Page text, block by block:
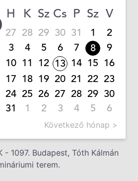
H K Sz Cs P Sz V
27 28 29 30 31 1
2
3
4 5 6 7 8
9
10 11 12 13 14 15 16
17 18 19 20 21 22 23
24 25 26 27 28 29 30
31
1 2 3 4 5 6
Következő hónap >
- 1097. Budapest, Tóth Kálmán
terem.